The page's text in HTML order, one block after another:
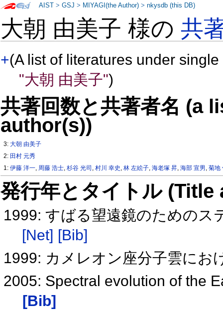
大朝 由美子 様の共
+(A list of literatures under
"大朝 由美子")
共著回数と共著者名 (a
author(s))
3:大朝 由美子
2: 田村 元秀
1:伊藤 洋一, 周藤 浩士,杉谷 光司 ,村川 幸史 ,林 左絵子,海老塚 昇,海部 宣男,菊地
発行年とタイトル
1999: すばる望遠鏡のためのス
[Net] [Bib]
1999: カメレオン座分子雲にお
2005: Spectral evolution of the
[Bib]
AIST >GSJ > MIYAGI(the Author) >nkysdb (this DB)